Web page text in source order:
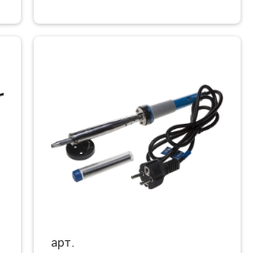
арт.